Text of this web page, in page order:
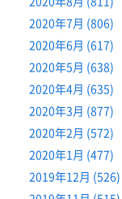
2020年7月 (806)
2020年6月 (617)
2020年5月 (638)
2020年4月 (635)
2020年3月 (877)
2020年2月 (572)
2020年1月 (477)
2019年12月 (526)